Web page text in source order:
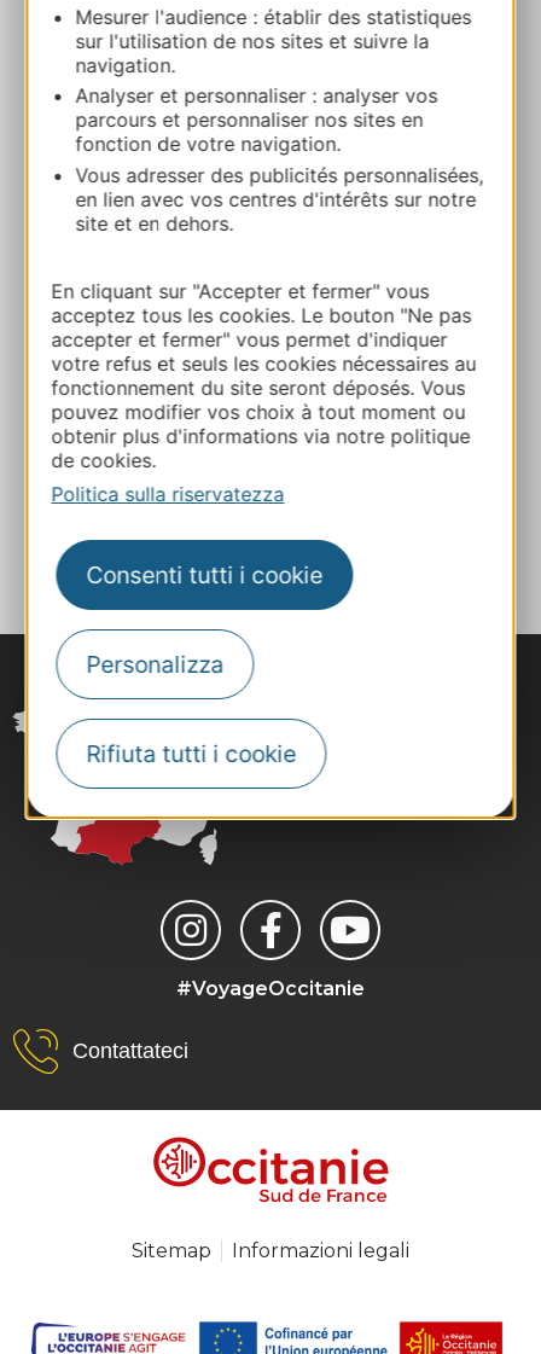
Mesurer l'audience : établir des statistiques
sur l'utilisation de nos sites et suivre la
navigation.
Analyser et personnaliser : analyser vos
parcours et personnaliser nos sites en
fonction de votre navigation.
Vous adresser des publicités personnalisées,
en lien avec vos centres d'intérêts sur notre
site et en dehors.
En cliquant sur "Accepter et fermer" vous
acceptez tous les cookies. Le bouton "Ne pas
accepter et fermer" vous permet d'indiquer
votre refus et seuls les cookies nécessaires au
fonctionnement du site seront déposés. Vous
pouvez modifier vos choix à tout moment ou
obtenir plus d'informations via notre politique
de cookies.
Politica sulla riservatezza
Consenti tutti i cookie
Personalizza
Rifiuta tutti i cookie
PRENOTARE
Station de ski de Guzet
Station de Guzet Bureau des Remontées
Mécaniques 09140 USTOU
Calcola il tuo percorso
05 61 96 00 11
E-mail
Sito web
AL TACCUINO
#VoyageOccitanie
Contattateci
Sitemap Informazioni legali